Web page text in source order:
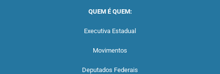
QUEM É QUEM:
Executiva Estadual
Movimentos
Deputados Federais